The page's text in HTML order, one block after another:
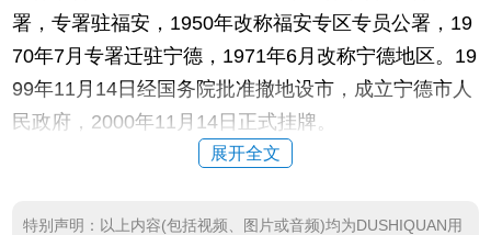
署，专署驻福安，1950年改称福安专区专员公署，19
70年7月专署迁驻宁德，1971年6月改称宁德地区。19
99年11月14日经国务院批准撤地设市，成立宁德市人
民政府，2000年11月14日正式挂牌。
1.机动车登记审核岗职责，查验申请人提供的有关
展开全文
特别声明：以上内容(包括视频、图片或音频)均为DUSHIQUAN用